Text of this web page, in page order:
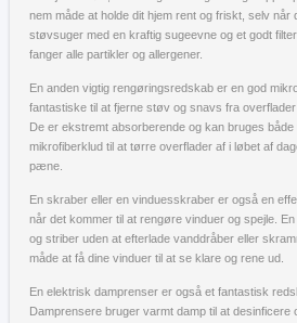
nem måde at holde dit hjem rent og friskt, selv
støvsuger med en kraftig sugeevne og et godt
fanger alle partikler og allergener.
En anden vigtig rengøringsredskab er en god
fantastiske til at fjerne støv og snavs fra
De er ekstremt absorberende og kan bruges
mikrofiberklud til at tørre overflader af i løbet af
pæne.
En skraber eller en vinduesskraber er også en
når det kommer til at rengøre vinduer og spejle.
og striber uden at efterlade vanddråber eller
måde at få dine vinduer til at se klare og rene ud.
En elektrisk damprenser er også et fantastisk
Damprensere bruger varmt damp til at